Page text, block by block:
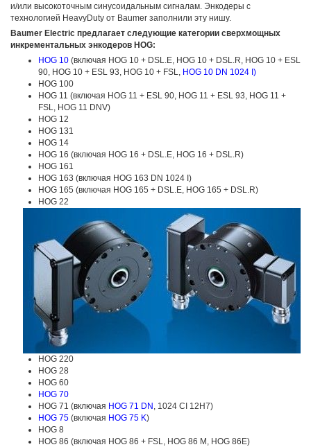
и/или высокоточным синусоидальным сигналам. Энкодеры с
технологией HeavyDuty от Baumer заполнили эту нишу.
Baumer Electric предлагает следующие категории сверхмощных
инкрементальных энкодеров HOG:
HOG 10 (включая HOG 10 + DSL.E, HOG 10 + DSL.R, HOG 10 + ESL
90, HOG 10 + ESL 93, HOG 10 + FSL, HOG 10 DN 1024 I)
HOG 100
HOG 11 (включая HOG 11 + ESL 90, HOG 11 + ESL 93, HOG 11 +
FSL, HOG 11 DNV)
HOG 12
HOG 131
HOG 14
HOG 16 (включая HOG 16 + DSL.E, HOG 16 + DSL.R)
HOG 161
HOG 163 (включая HOG 163 DN 1024 I)
HOG 165 (включая HOG 165 + DSL.E, HOG 165 + DSL.R)
HOG 22
HOG 220
HOG 28
HOG 60
HOG 70
HOG 71 (включая HOG 71 DN , 1024 CI 12H7)
HOG 75 (включая HOG 75 K)
HOG 8
HOG 86 (включая HOG 86 + FSL, HOG 86 M, HOG 86E)